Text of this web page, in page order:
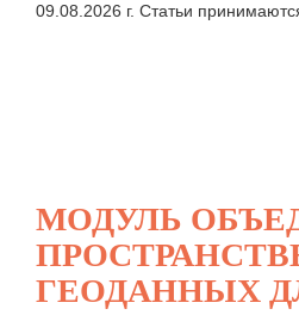
09.08.2026 г. Статьи
МОДУЛЬ
ГЕОДАННЫХ